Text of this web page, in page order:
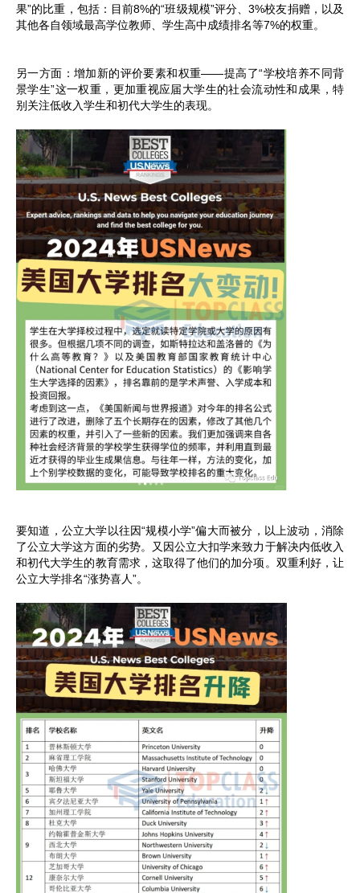
果”的比重，包括：目前8%的“班级规模”评分、3%校友捐赠，以及
其他各自领域最高学位教师、学生高中成绩排名等7%的权重。
另一方面：增加新的评价要素和权重——提高了“学校培养不同背
景学生”这一权重，更加重视应届大学生的社会流动性和成果，特
别关注低收入学生和初代大学生的表现。
要知道，公立大学以往因“规模小学”偏大而被分，以上波动，消除
了公立大学这方面的劣势。又因公立大扣学来致力于解决内低收入
和初代大学生的教育需求，这取得了他们的加分项。双重利好，让
公立大学排名“涨势喜人”。